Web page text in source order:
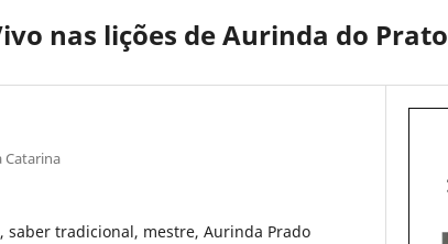
nas lições de Aurinda do Prato
Catarina
saber tradicional, mestre, Aurinda Prado